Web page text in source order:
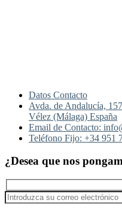
Datos Contacto
Avda. de Andalucía,
Vélez (Málaga) España
Email de Contacto:
Teléfono Fijo: +34 951
¿Desea que nos